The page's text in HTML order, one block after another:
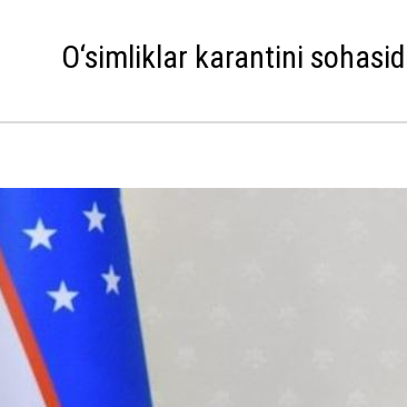
O‘simliklar karantini